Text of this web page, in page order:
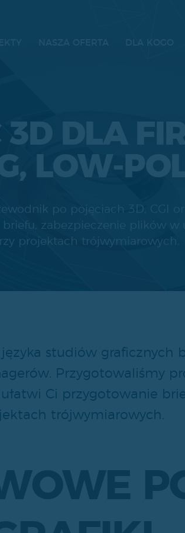
DLA
LOW-
po pojęciach 3D, CGI
zabezpieczenie plików w
projektach trójwymiarowych.
studiów graficznych
Przygotowaliśmy
ułatwi Ci przygotowanie
trójwymiarowych.